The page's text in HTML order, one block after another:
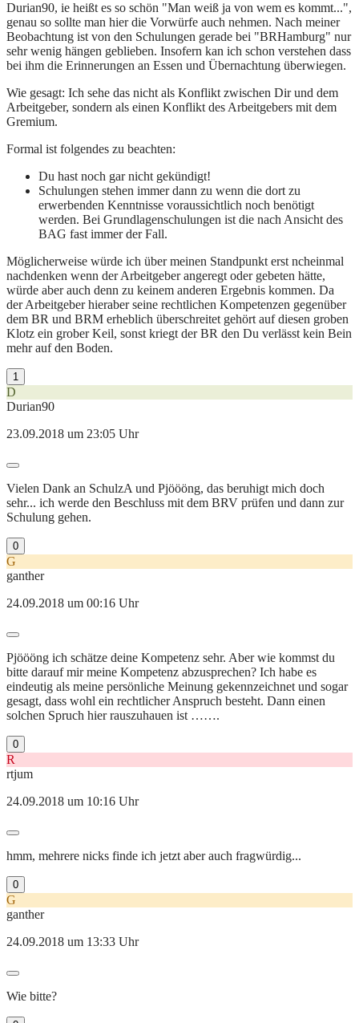
Durian90, ie heißt es so schön "Man weiß ja von wem es kommt...",
genau so sollte man hier die Vorwürfe auch nehmen. Nach meiner
Beobachtung ist von den Schulungen gerade bei "BRHamburg" nur
sehr wenig hängen geblieben. Insofern kan ich schon verstehen dass
bei ihm die Erinnerungen an Essen und Übernachtung überwiegen.
Wie gesagt: Ich sehe das nicht als Konflikt zwischen Dir und dem
Arbeitgeber, sondern als einen Konflikt des Arbeitgebers mit dem
Gremium.
Formal ist folgendes zu beachten:
Du hast noch gar nicht gekündigt!
Schulungen stehen immer dann zu wenn die dort zu
erwerbenden Kenntnisse voraussichtlich noch benötigt
werden. Bei Grundlagenschulungen ist die nach Ansicht des
BAG fast immer der Fall.
Möglicherweise würde ich über meinen Standpunkt erst ncheinmal
nachdenken wenn der Arbeitgeber angeregt oder gebeten hätte,
würde aber auch denn zu keinem anderen Ergebnis kommen. Da
der Arbeitgeber hieraber seine rechtlichen Kompetenzen gegenüber
dem BR und BRM erheblich überschreitet gehört auf diesen groben
Klotz ein grober Keil, sonst kriegt der BR den Du verlässt kein Bein
mehr auf den Boden.
1
D
Durian90
23.09.2018 um 23:05 Uhr
Vielen Dank an SchulzA und Pjöööng, das beruhigt mich doch
sehr... ich werde den Beschluss mit dem BRV prüfen und dann zur
Schulung gehen.
0
G
ganther
24.09.2018 um 00:16 Uhr
Pjöööng ich schätze deine Kompetenz sehr. Aber wie kommst du
bitte darauf mir meine Kompetenz abzusprechen? Ich habe es
eindeutig als meine persönliche Meinung gekennzeichnet und sogar
gesagt, dass wohl ein rechtlicher Anspruch besteht. Dann einen
solchen Spruch hier rauszuhauen ist …….
0
R
rtjum
24.09.2018 um 10:16 Uhr
hmm, mehrere nicks finde ich jetzt aber auch fragwürdig...
0
G
ganther
24.09.2018 um 13:33 Uhr
Wie bitte?